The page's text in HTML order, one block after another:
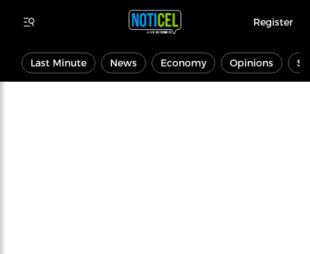
Register
Last Minute News Economy Opinions